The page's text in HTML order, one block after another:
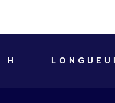
LONGUEUIL